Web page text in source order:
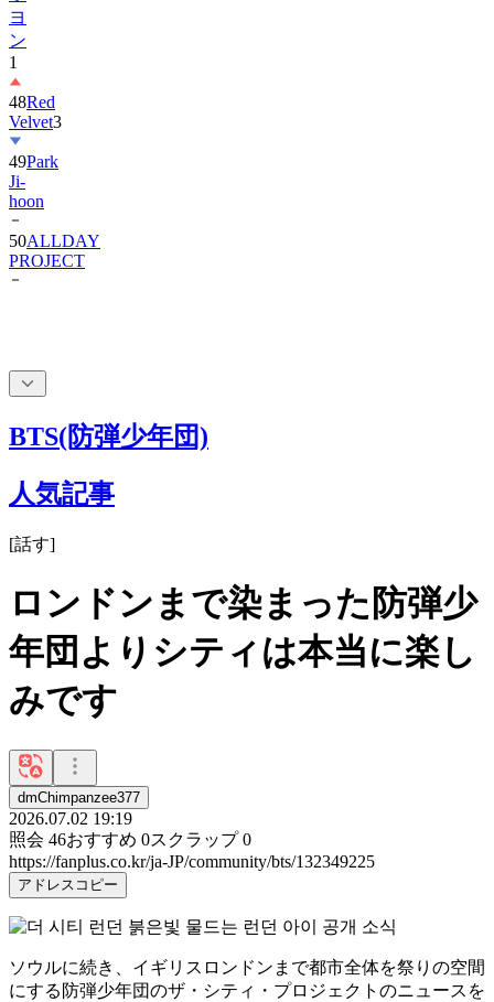
ヨ
ン
1
48Red
Velvet3
49Park
Ji-
hoon
50ALLDAY
PROJECT
BTS(防弾少年団)
人気記事
[話す]
ロンドンまで染まった防弾少
年団よりシティは本当に楽し
みです
dmChimpanzee377
2026.07.02 19:19
照会 46おすすめ 0スクラップ 0
https://fanplus.co.kr/ja-JP/community/bts/132349225
アドレスコピー
ソウルに続き、イギリスロンドンまで都市全体を祭りの空間
にする防弾少年団のザ・シティ・プロジェクトのニュースを